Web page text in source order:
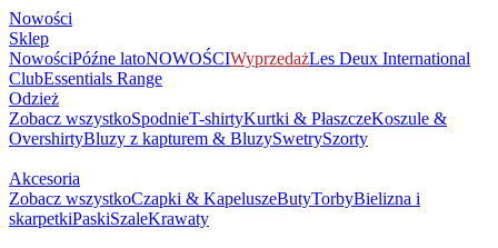
Nowości
Sklep
NowościPóźne latoNOWOŚCIWyprzedażLes Deux International
ClubEssentials Range
Odzież
Zobacz wszystkoSpodnieT-shirtyKurtki & PłaszczeKoszule &
OvershirtyBluzy z kapturem & BluzySwetrySzorty
Akcesoria
Zobacz wszystkoCzapki & KapeluszeButyTorbyBielizna i
skarpetkiPaskiSzaleKrawaty